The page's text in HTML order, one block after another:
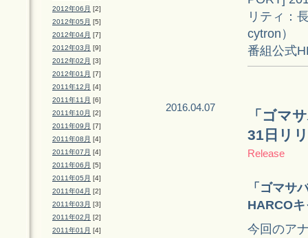
2012年06月 [2]
2012年05月 [5]
2012年04月 [7]
2012年03月 [9]
2012年02月 [3]
2012年01月 [7]
2011年12月 [4]
2011年11月 [6]
2011年10月 [2]
2011年09月 [7]
2011年08月 [4]
2011年07月 [4]
2011年06月 [5]
2011年05月 [4]
2011年04月 [2]
2011年03月 [3]
2011年02月 [2]
2011年01月 [4]
リティ：
cytron）
番組公式
2016.04.07
「ゴマ
31日リ
Release
「ゴマサ
HARCO
今回のア